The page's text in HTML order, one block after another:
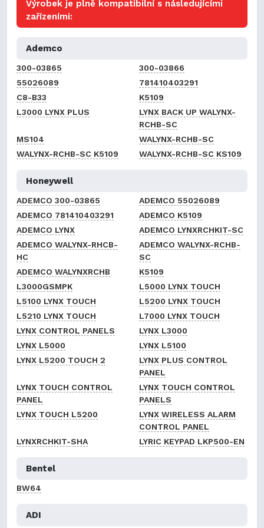
Výrobek je plně kompatibilní s následujícími
zařízeními:
Ademco
300-03865
300-03866
55026089
781410403291
C8-B33
K5109
L3000 LYNX PLUS
LYNX BACK UP WALYNX-
RCHB-SC
MS104
WALYNX-RCHB-SC
WALYNX-RCHB-SC K5109
WALYNX-RCHB-SC KS109
Honeywell
ADEMCO 300-03865
ADEMCO 55026089
ADEMCO 781410403291
ADEMCO K5109
ADEMCO LYNX
ADEMCO LYNXRCHKIT-SC
ADEMCO WALYNX-RHCB-
HC
ADEMCO WALYNX-RCHB-
SC
ADEMCO WALYNXRCHB
K5109
L3000GSMPK
L5000 LYNX TOUCH
L5100 LYNX TOUCH
L5200 LYNX TOUCH
L5210 LYNX TOUCH
L7000 LYNX TOUCH
LYNX CONTROL PANELS
LYNX L3000
LYNX L5000
LYNX L5100
LYNX L5200 TOUCH 2
LYNX PLUS CONTROL
PANEL
LYNX TOUCH CONTROL
PANEL
LYNX TOUCH CONTROL
PANELS
LYNX TOUCH L5200
LYNX WIRELESS ALARM
CONTROL PANEL
LYNXRCHKIT-SHA
LYRIC KEYPAD LKP500-EN
Bentel
BW64
ADI